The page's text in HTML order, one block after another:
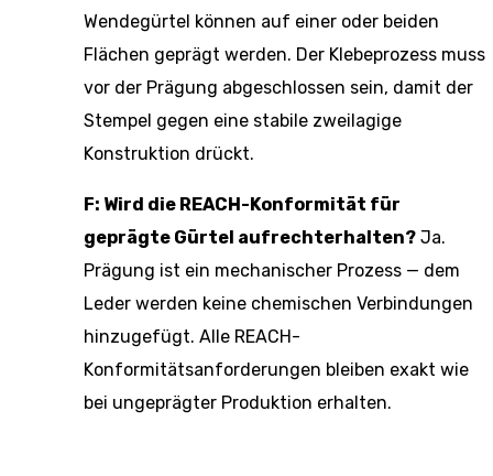
Wendegürtel können auf einer oder beiden
Flächen geprägt werden. Der Klebeprozess muss
vor der Prägung abgeschlossen sein, damit der
Stempel gegen eine stabile zweilagige
Konstruktion drückt.
F: Wird die REACH-Konformität für
geprägte Gürtel aufrechterhalten? Ja.
Prägung ist ein mechanischer Prozess — dem
Leder werden keine chemischen Verbindungen
hinzugefügt. Alle REACH-
Konformitätsanforderungen bleiben exakt wie
bei ungeprägter Produktion erhalten.